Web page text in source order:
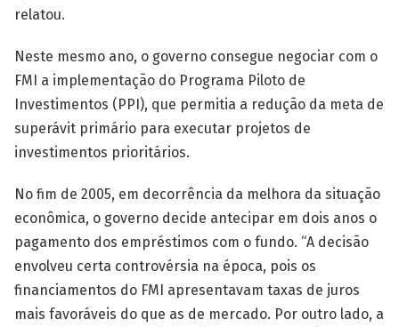
relatou.
Neste mesmo ano, o governo consegue negociar com o
FMI a implementação do Programa Piloto de
Investimentos (PPI), que permitia a redução da meta de
superávit primário para executar projetos de
investimentos prioritários.
No fim de 2005, em decorrência da melhora da situação
econômica, o governo decide antecipar em dois anos o
pagamento dos empréstimos com o fundo. “A decisão
envolveu certa controvérsia na época, pois os
financiamentos do FMI apresentavam taxas de juros
mais favoráveis do que as de mercado. Por outro lado, a